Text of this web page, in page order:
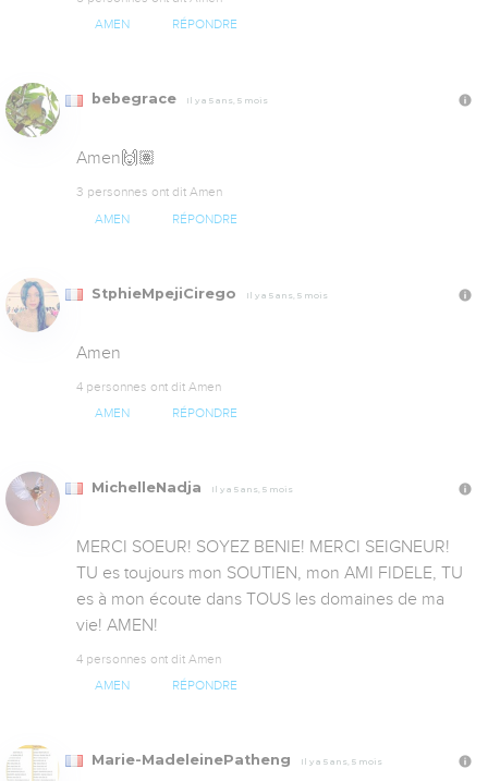
AMEN RÉPONDRE
bebegrace Il y a 5 ans, 5 mois
Amen🙌🏽
3 personnes ont dit Amen
AMEN RÉPONDRE
StphieMpejiCirego Il y a 5 ans, 5 mois
Amen
4 personnes ont dit Amen
AMEN RÉPONDRE
MichelleNadja Il y a 5 ans, 5 mois
MERCI SOEUR! SOYEZ BENIE! MERCI SEIGNEUR!
TU es toujours mon SOUTIEN, mon AMI FIDELE, TU
es à mon écoute dans TOUS les domaines de ma
vie! AMEN!
4 personnes ont dit Amen
AMEN RÉPONDRE
Marie-MadeleinePatheng Il y a 5 ans, 5 mois